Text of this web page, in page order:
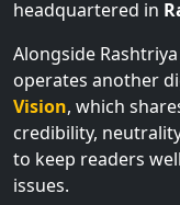
headquartered in
Alongside
operates another
Vision, which
credibility,
to keep readers
issues.